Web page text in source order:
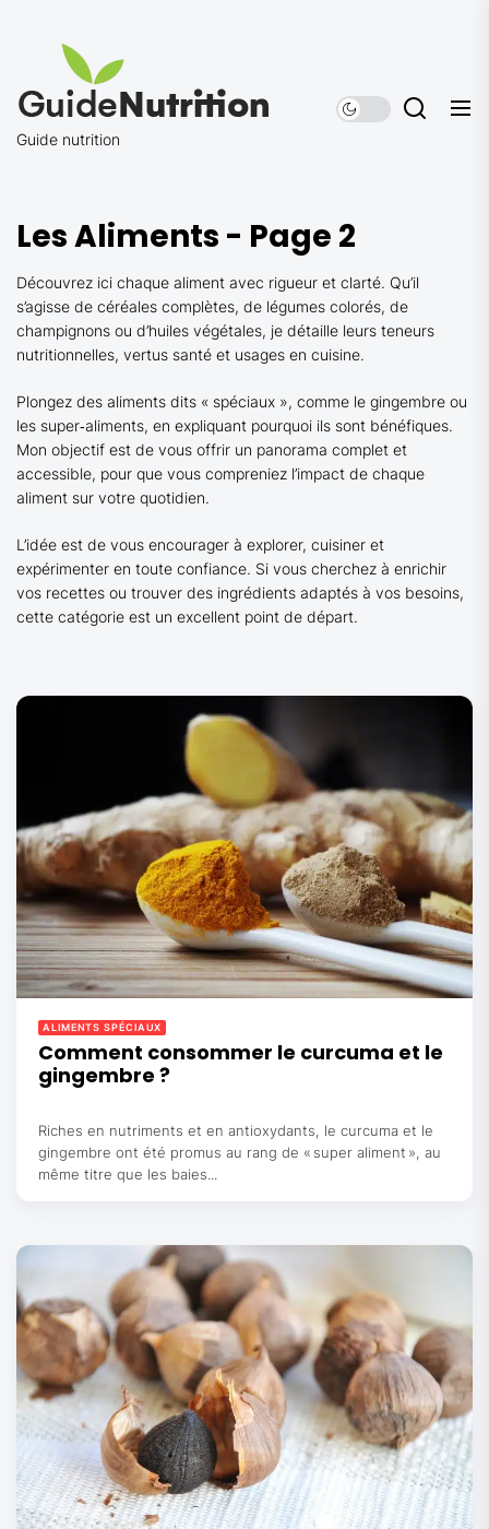
content
Guide nutrition
Les Aliments - Page 2
Découvrez ici chaque aliment avec rigueur et clarté. Qu’il
s’agisse de céréales complètes, de légumes colorés, de
champignons ou d’huiles végétales, je détaille leurs teneurs
nutritionnelles, vertus santé et usages en cuisine.
Plongez des aliments dits « spéciaux », comme le gingembre ou
les super‑aliments, en expliquant pourquoi ils sont bénéfiques.
Mon objectif est de vous offrir un panorama complet et
accessible, pour que vous compreniez l’impact de chaque
aliment sur votre quotidien.
L’idée est de vous encourager à explorer, cuisiner et
expérimenter en toute confiance. Si vous cherchez à enrichir
vos recettes ou trouver des ingrédients adaptés à vos besoins,
cette catégorie est un excellent point de départ.
ALIMENTS SPÉCIAUX
Comment consommer le curcuma et le
gingembre ?
Riches en nutriments et en antioxydants, le curcuma et le
gingembre ont été promus au rang de « super aliment », au
même titre que les baies...